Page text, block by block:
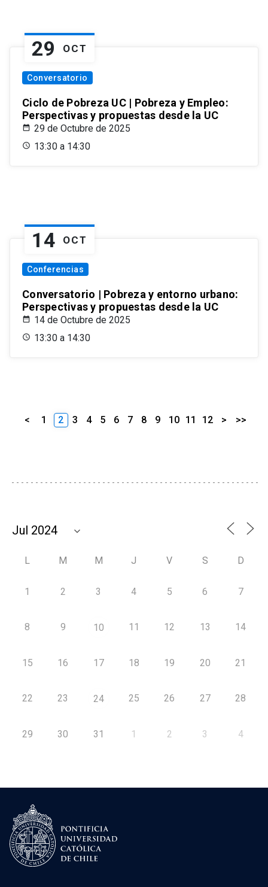
29 OCT
Conversatorio
Ciclo de Pobreza UC | Pobreza y Empleo:
Perspectivas y propuestas desde la UC
29 de Octubre de 2025
13:30 a 14:30
14 OCT
Conferencias
Conversatorio | Pobreza y entorno urbano:
Perspectivas y propuestas desde la UC
14 de Octubre de 2025
13:30 a 14:30
< 1 2 3 4 5 6 7 8 9 10 11 12 > >>
L M M J V S D
1 2 3 4 5 6 7
8 9 10 11 12 13 14
15 16 17 18 19 20 21
22 23 24 25 26 27 28
29 30 31 1 2 3 4